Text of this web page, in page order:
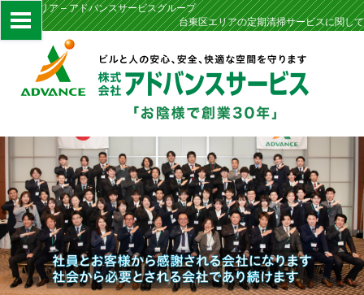
台東区エリア – アドバンスサービスグループ
台東区エリアの定期清掃サービスに関して